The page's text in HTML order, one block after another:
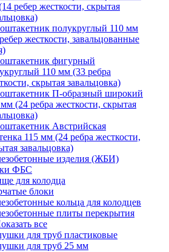
ребер жесткости, скрытая
полукруглый 110 мм
жесткости, завальцованные
фигурный
110 мм (33 ребра
скрытая завальцовка)
П-образный широкий
(24 ребра жесткости, скрытая
Австрийская
115 мм (24 ребра жесткости,
завальцовка)
изделия (ЖБИ)
ФБС
для колодца
блоки
кольца для колодцев
плиты перекрытия
все
для труб пластиковые
для труб 25 мм